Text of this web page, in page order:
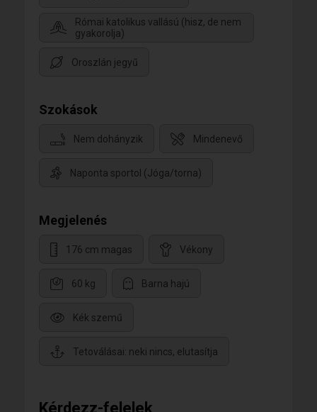
Római katolikus vallású (hisz, de nem
gyakorolja)
Oroszlán jegyű
Szokások
Nem dohányzik Mindenevő
Naponta sportol (Jóga/torna)
Megjelenés
176 cm magas Vékony
60 kg Barna hajú
Kék szemű
Tetoválásai: neki nincs, elutasítja
Kérdezz-felelek